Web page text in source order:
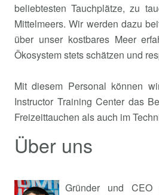
beliebtesten Tauchplätze, zu
Mittelmeers. Wir werden dazu
über unser kostbares Meer
Ökosystem stets schätzen und
Mit diesem Personal können
Instructor Training Center das
Freizeittauchen als auch im
Über uns
Gründer und